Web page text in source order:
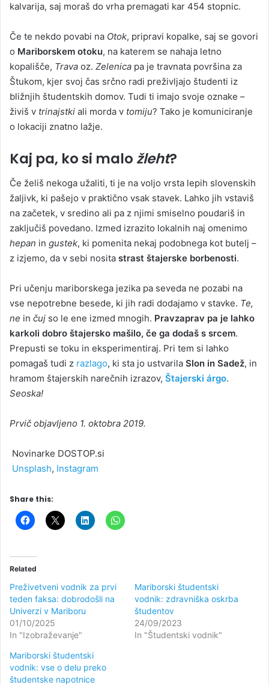
kalvarija, saj moraš do vrha premagati kar 454 stopnic.
Če te nekdo povabi na Otok, pripravi kopalke, saj se govori
o Mariborskem otoku, na katerem se nahaja letno
kopališče, Trava oz. Zelenica pa je travnata površina za
Štukom, kjer svoj čas srčno radi preživljajo študenti iz
bližnjih študentskih domov. Tudi ti imajo svoje oznake –
živiš v trinajstki ali morda v tomiju? Tako je komuniciranje
o lokaciji znatno lažje.
Kaj pa, ko si malo žleht?
Če želiš nekoga užaliti, ti je na voljo vrsta lepih slovenskih
žaljivk, ki pašejo v praktično vsak stavek. Lahko jih vstaviš
na začetek, v sredino ali pa z njimi smiselno poudariš in
zaključiš povedano. Izmed izrazito lokalnih naj omenimo
hepan in gustek, ki pomenita nekaj podobnega kot butelj –
z izjemo, da v sebi nosita strast štajerske borbenosti.
Pri učenju mariborskega jezika pa seveda ne pozabi na
vse nepotrebne besede, ki jih radi dodajamo v stavke. Te,
ne in čuj so le ene izmed mnogih. Pravzaprav pa je lahko
karkoli dobro štajersko mašilo, če ga dodaš s srcem.
Prepusti se toku in eksperimentiraj. Pri tem si lahko
pomagaš tudi z razlago, ki sta jo ustvarila Slon in Sadež, in
hramom štajerskih narečnih izrazov, Štajerski árgo.
Seoska!
Prvič objavljeno 1. oktobra 2019.
Novinarke DOSTOP.si
Unsplash, Instagram
Share this:
Related
Preživetveni vodnik za prvi
teden faksa: dobrodošli na
Univerzi v Mariboru
01/10/2025
In "Izobraževanje"
Mariborski študentski
vodnik: zdravniška oskrba
študentov
24/09/2023
In "Študentski vodnik"
Mariborski študentski
vodnik: vse o delu preko
študentske napotnice